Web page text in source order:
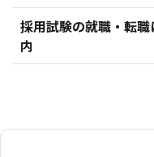
採用試験の就職・転
内